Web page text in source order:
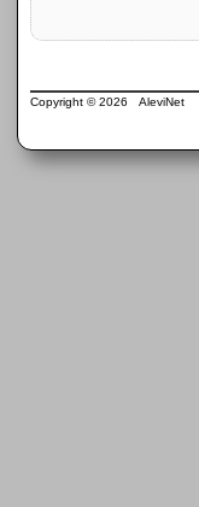
Copyright © 2026 AleviNet